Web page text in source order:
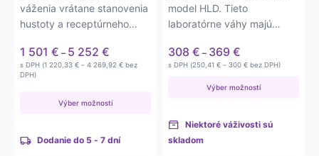
váženia vrátane stanovenia
hustoty a receptúrneho
1 501 € – 5 252 €
range:
5 252 €
s DPH (1 220,33 € – 4 269,92 €Price
bez
DPH)
Výber možností
Dodanie do 5 - 7 dní
model HLD. Tieto
laboratórne váhy majú
až…
308 € – 369 €
range:
through
s DPH (250,41 € – 300 €Price
250,41 €
bez DPH)
Výber možností
Niektoré váživosti sú
skladom